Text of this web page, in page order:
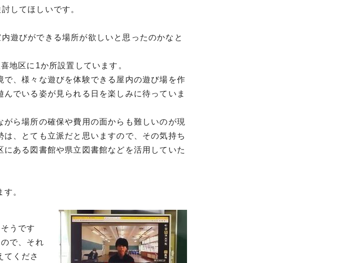
してほしいです。
遊びができる場所が欲しいと思ったのかなと
地区に1か所設置しています。
、様々な遊びを体験できる屋内の遊び場を作
でいる姿が見られる日を楽しみに待っていま
ら場所の確保や費用の面からも難しいのが現
、とても立派だと思いますので、その気持ち
ある図書館や県立図書館などを活用していた
。
うです
で、それ
てくださ